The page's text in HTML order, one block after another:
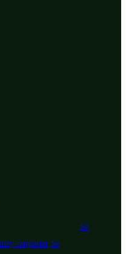
Se
rapporter Se